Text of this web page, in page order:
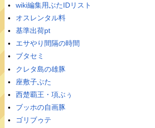
wiki編集用ぶたIDリスト
オスレンタル料
基準出荷pt
エサやり間隔の時間
ブタセミ
クレタ島の雄豚
座敷子ぶた
西楚覇王・項ぶぅ
ブッホの自画豚
ゴリブゥテ